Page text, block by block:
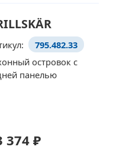
795.482.33
островок с
панелью
374 ₽